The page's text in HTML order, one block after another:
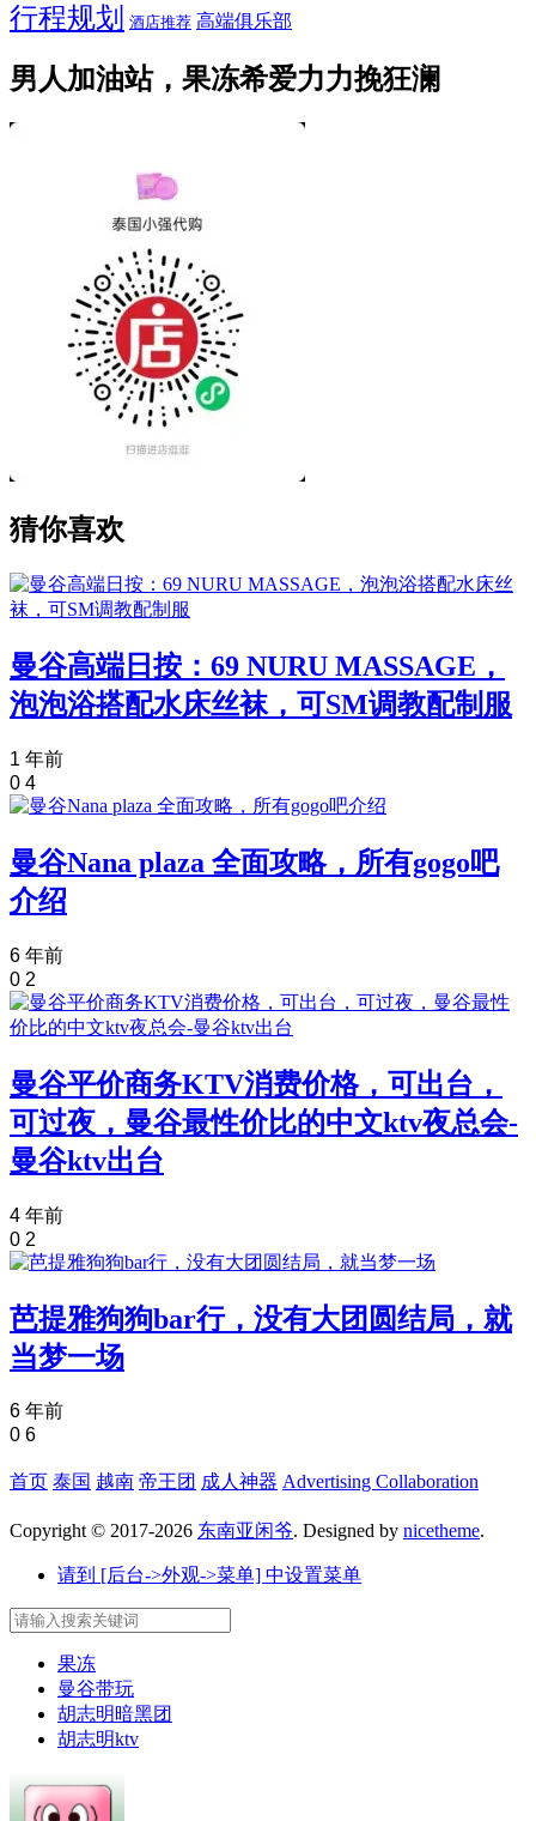
行程规划 酒店推荐 高端俱乐部
男人加油站，果冻希爱力力挽狂澜
猜你喜欢
曼谷高端日按：69 NURU MASSAGE，
泡泡浴搭配水床丝袜，可SM调教配制服
1 年前
0 4
曼谷Nana plaza 全面攻略，所有gogo吧
介绍
6 年前
0 2
曼谷平价商务KTV消费价格，可出台，
可过夜，曼谷最性价比的中文ktv夜总会-
曼谷ktv出台
4 年前
0 2
芭提雅狗狗bar行，没有大团圆结局，就
当梦一场
6 年前
0 6
首页 泰国 越南 帝王团 成人神器 Advertising Collaboration
Copyright © 2017-2026 东南亚闲爷. Designed by nicetheme.
请到 [后台->外观->菜单] 中设置菜单
果冻
曼谷带玩
胡志明暗黑团
胡志明ktv